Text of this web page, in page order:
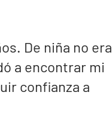
De niña no era
a encontrar mi
confianza a